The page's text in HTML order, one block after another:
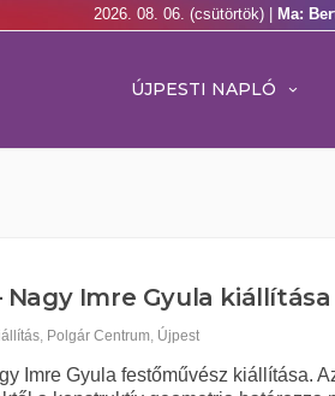
2026. 08. 06. (csütörtök) | Ma:
ÚJPESTI NAPLÓ
Nagy Imre Gyula kiállítása
, Polgár Centrum, Újpest
Imre Gyula festőművész kiállítása.